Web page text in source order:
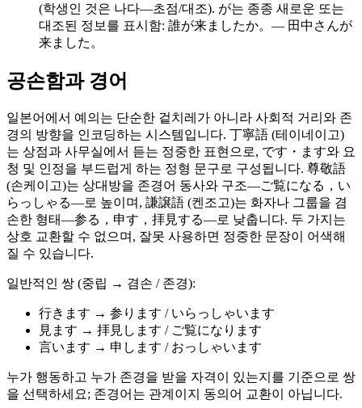
(학생인 것은 나다—초점/대조). が는 종종 새로운 또는
대조된 정보를 표시함: 誰が来ましたか。— 田中さんが
来ました。
공손함과 경어
일본어에서 예의는 단순한 겉치레가 아니라 사회적 거리와 존
경의 방향을 인코딩하는 시스템입니다. 丁寧語 (테이네이고)
는 상점과 사무실에서 듣는 정중한 표현으로, です・ます와 요
청 및 인정을 부드럽게 하는 정형 문구로 구성됩니다. 尊敬語
(손케이고)는 상대방을 존경어 동사와 구조—ご覧になる，い
らっしゃる—로 높이며, 謙譲語 (켄조고)는 화자나 그룹을 겸
손한 형태—参る，申す，拝見する—로 낮춥니다. 두 가지는
상호 교환할 수 없으며, 잘못 사용하면 정중한 문장이 어색해
질 수 있습니다.
일반적인 쌍 (중립 → 겸손 / 존경):
行きます → 参ります / いらっしゃいます
見ます → 拝見します / ご覧になります
言います → 申します / おっしゃいます
누가 행동하고 누가 존경을 받을 자격이 있는지를 기준으로 쌍
을 선택하세요; 존경어는 관계이지 동의어 교환이 아닙니다.